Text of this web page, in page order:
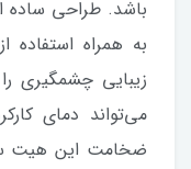
به همراه
زیبایی چشمگیری
ضخامت این هیت